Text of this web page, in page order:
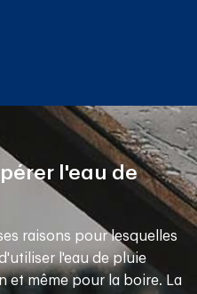
l'eau de
raisons pour lesquelles
l'eau de pluie
et même pour la boire. La